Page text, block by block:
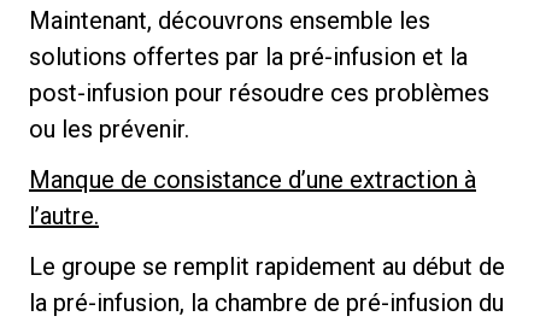
Maintenant, découvrons ensemble les
solutions offertes par la pré-infusion et la
post-infusion pour résoudre ces problèmes
ou les prévenir.
Manque de consistance d’une extraction à
l’autre.
Le groupe se remplit rapidement au début de
la pré-infusion, la chambre de pré-infusion du